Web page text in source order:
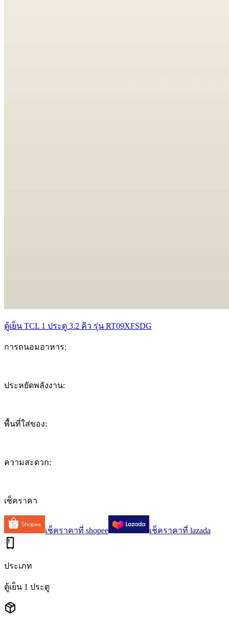
ตู้เย็น TCL 1 ประตู 3.2 คิว รุ่น RT09XFSDG
การถนอมอาหาร:
ประหยัดพลังงาน:
พื้นที่ใส่ของ:
ความสะดวก:
เช็คราคา
เช็คราคาที่ shopee เช็คราคาที่ lazada
ประเภท
ตู้เย็น 1 ประตู